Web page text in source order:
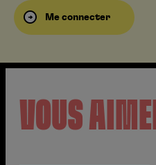
Me connecter
VOUS